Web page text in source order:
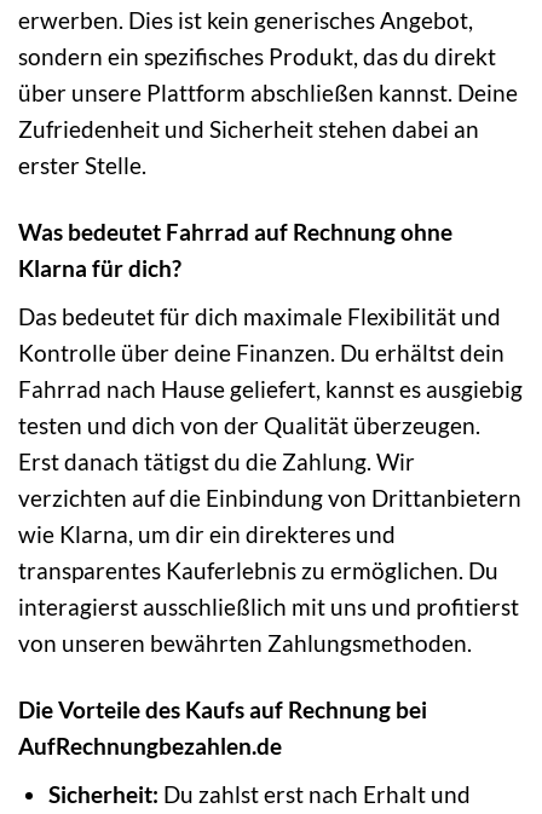
erwerben. Dies ist kein generisches Angebot,
sondern ein spezifisches Produkt, das du direkt
über unsere Plattform abschließen kannst. Deine
Zufriedenheit und Sicherheit stehen dabei an
erster Stelle.
Was bedeutet Fahrrad auf Rechnung ohne
Klarna für dich?
Das bedeutet für dich maximale Flexibilität und
Kontrolle über deine Finanzen. Du erhältst dein
Fahrrad nach Hause geliefert, kannst es ausgiebig
testen und dich von der Qualität überzeugen.
Erst danach tätigst du die Zahlung. Wir
verzichten auf die Einbindung von Drittanbietern
wie Klarna, um dir ein direkteres und
transparentes Kauferlebnis zu ermöglichen. Du
interagierst ausschließlich mit uns und profitierst
von unseren bewährten Zahlungsmethoden.
Die Vorteile des Kaufs auf Rechnung bei
AufRechnungbezahlen.de
Sicherheit: Du zahlst erst nach Erhalt und